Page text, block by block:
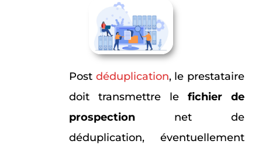
Post déduplication, le prestataire
doit transmettre le fichier de
prospection net de
déduplication, éventuellement